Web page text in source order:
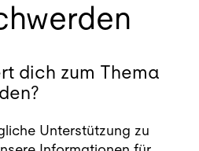
dich zum Thema
Unterstützung zu